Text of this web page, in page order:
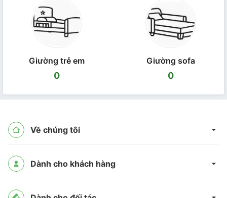
Giường trẻ em
0
Giường sofa
0
Về chúng tôi
Dành cho khách hàng